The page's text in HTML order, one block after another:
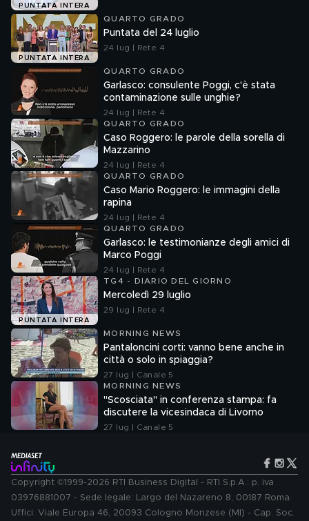
PUNTATA INTERA
PUNTATA INTERA
QUARTO GRADO
Puntata del 24 luglio
24 lug | Rete 4
QUARTO GRADO
Garlasco: consulente Poggi, c'è stata
contaminazione sulle unghie?
24 lug | Rete 4
QUARTO GRADO
Caso Roggero: le parole della sorella di
Mazzarino
24 lug | Rete 4
QUARTO GRADO
Caso Mario Roggero: le immagini della
rapina
24 lug | Rete 4
QUARTO GRADO
Garlasco: le testimonianze degli amici di
Marco Poggi
24 lug | Rete 4
PUNTATA INTERA
TG4 - DIARIO DEL GIORNO
Mercoledì 29 luglio
29 lug | Rete 4
MORNING NEWS
Pantaloncini corti: vanno bene anche in
città o solo in spiaggia?
27 lug | Canale 5
MORNING NEWS
"Scosciata" in conferenza stampa: fa
discutere la vicesindaca di Livorno
27 lug | Canale 5
Copyright ©1999-2026 RTI Business Digital - RTI S.p.A.: p. iva
03976881007 - Sede legale: Largo del Nazareno 8, 00187 Roma.
Uffici: Viale Europa 46, 20093 Cologno Monzese (MI) - Cap. Soc.